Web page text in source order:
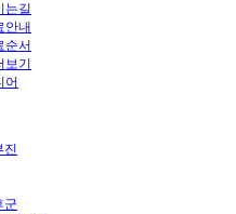
는길
안내
순서
보기
어
진
군